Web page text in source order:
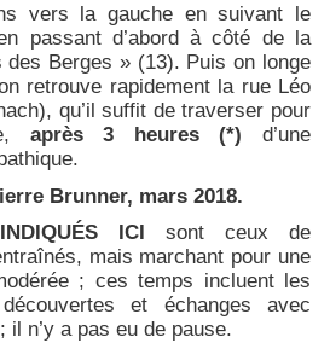
vers la gauche en suivant le
passant d’abord à côté de la
des Berges » (13). Puis on longe
retrouve rapidement la rue Léo
qu’il suffit de traverser pour
après 3 heures (*) d’une
Brunner, mars 2018.
ICI sont ceux de
mais marchant pour une
; ces temps incluent les
et échanges avec
il n’y a pas eu de pause.